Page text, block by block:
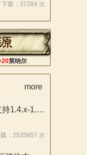
下载：37284 次
20第纳尔
more
MOD四前置[支持1.4.x-1.1.x]26.07.22
：2535857 次